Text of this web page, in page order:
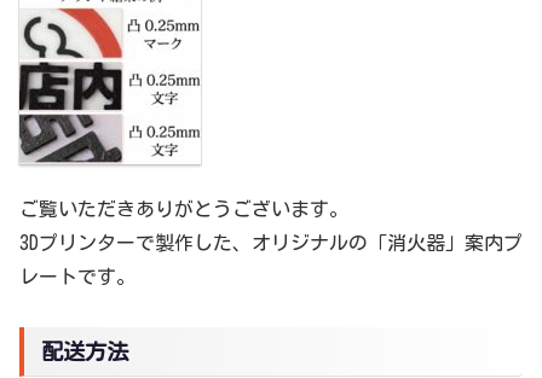
ご覧いただきありがとうございます。
3Dプリンターで製作した、オリジナルの「消火器」案内プ
レートです。
配送方法